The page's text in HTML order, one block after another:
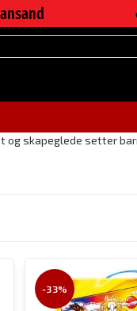
og skapeglede setter
-33%